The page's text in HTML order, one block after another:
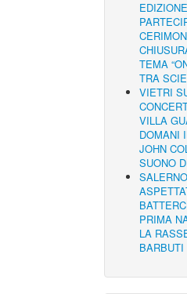
TEMA
TRA
VIETRI
VILLA
DOMANI
JOHN
SUONO
PRIMA
LA
BARBUTI